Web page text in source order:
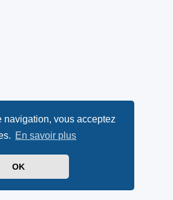
navigation, vous acceptez
En savoir plus
OK